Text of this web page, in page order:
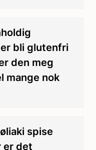
bli glutenfri
den meg
mange nok
spise
er det